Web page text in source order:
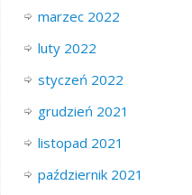
marzec 2022
luty 2022
styczeń 2022
grudzień 2021
listopad 2021
październik 2021